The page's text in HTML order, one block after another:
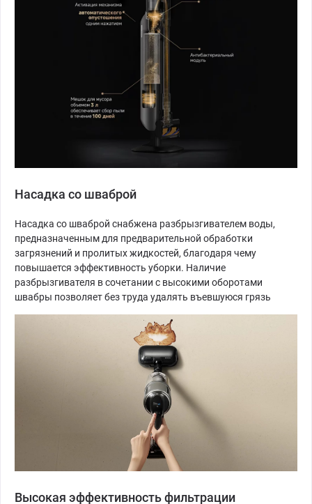
Насадка со шваброй
Насадка со шваброй снабжена разбрызгивателем воды,
предназначенным для предварительной обработки
загрязнений и пролитых жидкостей, благодаря чему
повышается эффективность уборки. Наличие
разбрызгивателя в сочетании с высокими оборотами
швабры позволяет без труда удалять въевшуюся грязь
Высокая эффективность фильтрации